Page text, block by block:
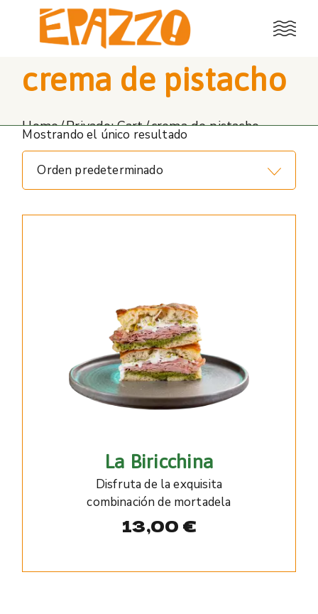
content
crema de pistacho
Home Privado: Cart crema de pistacho
Mostrando el único resultado
Orden predeterminado
La Biricchina
Disfruta de la exquisita
combinación de mortadela
13,00 €